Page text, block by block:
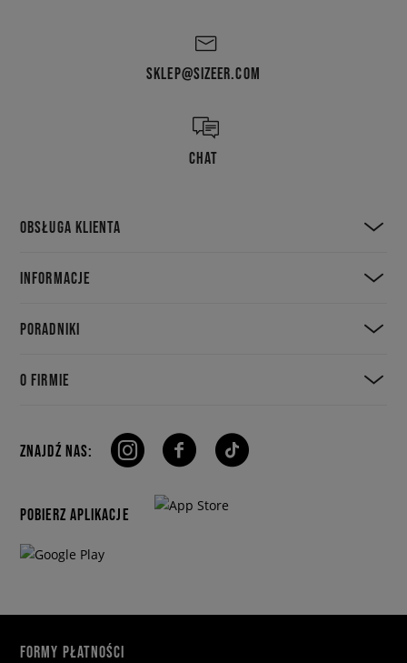
SKLEP@SIZEER.COM
CHAT
OBSŁUGA KLIENTA
INFORMACJE
PORADNIKI
O FIRMIE
ZNAJDŹ NAS:
POBIERZ APLIKACJE
FORMY PŁATNOŚCI